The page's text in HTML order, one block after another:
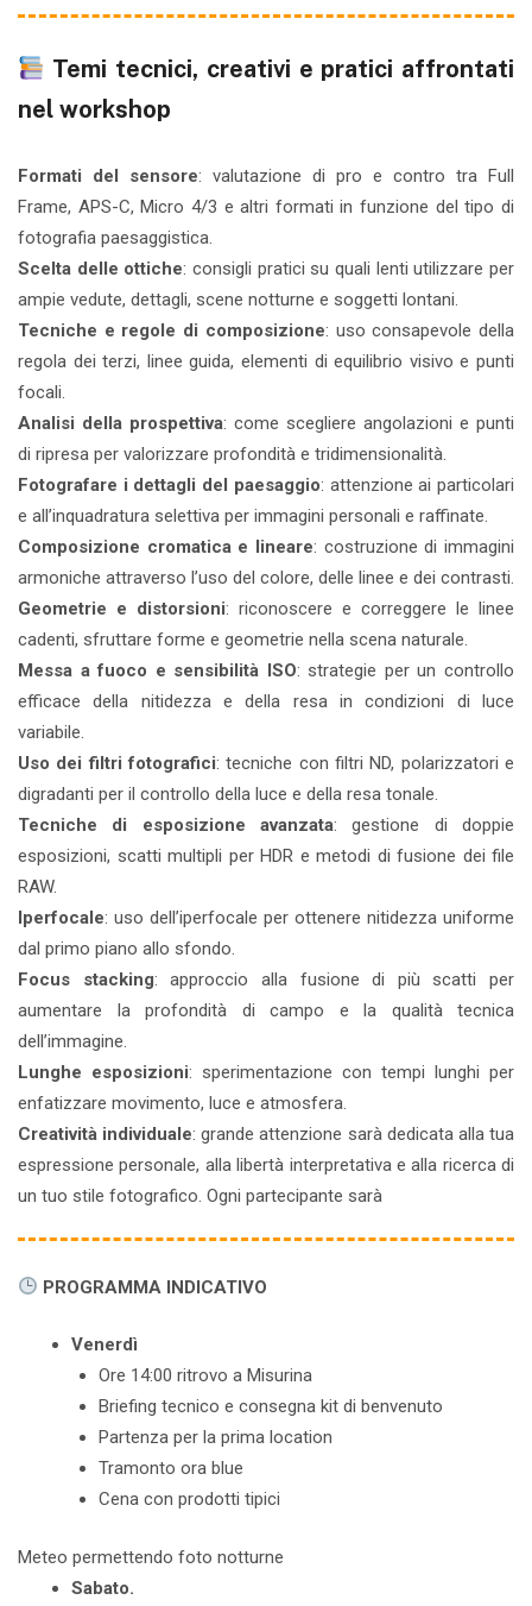
Temi tecnici, creativi e pratici affrontati
nel workshop
Formati del sensore: valutazione di pro e contro tra Full
Frame, APS-C, Micro 4/3 e altri formati in funzione del tipo di
fotografia paesaggistica.
Scelta delle ottiche: consigli pratici su quali lenti utilizzare per
ampie vedute, dettagli, scene notturne e soggetti lontani.
Tecniche e regole di composizione: uso consapevole della
regola dei terzi, linee guida, elementi di equilibrio visivo e punti
focali.
Analisi della prospettiva: come scegliere angolazioni e punti
di ripresa per valorizzare profondità e tridimensionalità.
Fotografare i dettagli del paesaggio: attenzione ai particolari
e all’inquadratura selettiva per immagini personali e raffinate.
Composizione cromatica e lineare: costruzione di immagini
armoniche attraverso l’uso del colore, delle linee e dei contrasti.
Geometrie e distorsioni: riconoscere e correggere le linee
cadenti, sfruttare forme e geometrie nella scena naturale.
Messa a fuoco e sensibilità ISO: strategie per un controllo
efficace della nitidezza e della resa in condizioni di luce
variabile.
Uso dei filtri fotografici: tecniche con filtri ND, polarizzatori e
digradanti per il controllo della luce e della resa tonale.
Tecniche di esposizione avanzata: gestione di doppie
esposizioni, scatti multipli per HDR e metodi di fusione dei file
RAW.
Iperfocale: uso dell’iperfocale per ottenere nitidezza uniforme
dal primo piano allo sfondo.
Focus stacking: approccio alla fusione di più scatti per
aumentare la profondità di campo e la qualità tecnica
dell’immagine.
Lunghe esposizioni: sperimentazione con tempi lunghi per
enfatizzare movimento, luce e atmosfera.
Creatività individuale: grande attenzione sarà dedicata alla tua
espressione personale, alla libertà interpretativa e alla ricerca di
un tuo stile fotografico. Ogni partecipante sarà
PROGRAMMA INDICATIVO
Venerdì
Ore 14:00 ritrovo a Misurina
Briefing tecnico e consegna kit di benvenuto
Partenza per la prima location
Tramonto ora blue
Cena con prodotti tipici
Meteo permettendo foto notturne
Sabato.